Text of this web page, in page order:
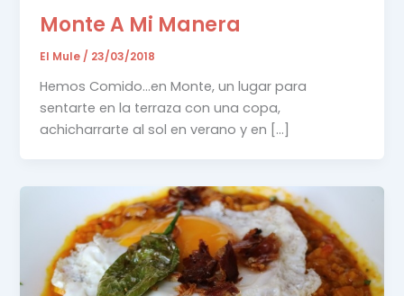
Monte A Mi Manera
El Mule / 23/03/2018
Hemos Comido…en Monte, un lugar para
sentarte en la terraza con una copa,
achicharrarte al sol en verano y en […]